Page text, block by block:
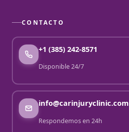
CONTACTO
+1 (385) 242-8571
Disponible 24/7
info@carinjuryclinic.com
Respondemos en 24h